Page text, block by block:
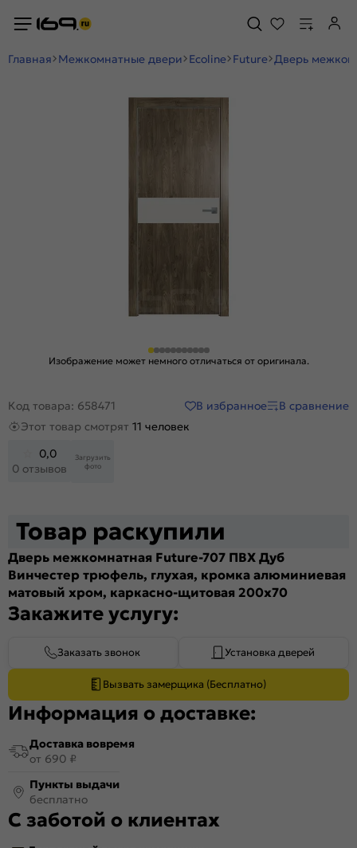
Главная Межкомнатные двери Ecoline Future Дверь
Изображение может немного отличаться от оригинала.
Код товара: 658471 В избранное
В сравнение
Этот товар смотрят 11 человек
0,0
0 отзывов
Загрузить
фото
Товар раскупили
Дверь межкомнатная Future-707 ПВХ Дуб
Винчестер трюфель, глухая, кромка алюминиевая
матовый хром, каркасно-щитовая 200x70
Закажите услугу:
Заказать звонок Установка дверей
Вызвать замерщика (Бесплатно)
Информация о доставке:
Доставка вовремя
от 690 ₽
Пункты выдачи
бесплатно
С заботой о клиентах